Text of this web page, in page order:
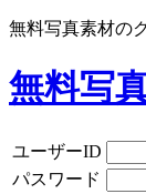
無料写真素材の
無料写
ユーザーID
パスワード